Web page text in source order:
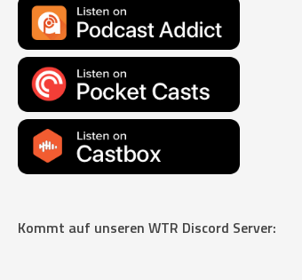
Kommt auf unseren WTR Discord Server: